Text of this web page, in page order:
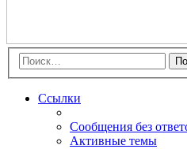
Ссылки
Сообщения без
Активные темы